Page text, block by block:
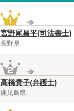
宮野尾昌平(司法書士)
長野県
高橋貴子(弁護士)
鹿児島県